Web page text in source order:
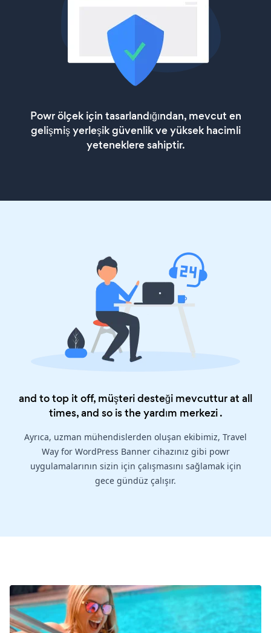
Powr ölçek için tasarlandığından, mevcut en
gelişmiş yerleşik güvenlik ve yüksek hacimli
yeteneklere sahiptir.
and to top it off, müşteri desteği mevcuttur at all
times, and so is theyardım merkezi.
Ayrıca, uzman mühendislerden oluşan ekibimiz, Travel
Way for WordPress Banner cihazınız gibi powr
uygulamalarının sizin için çalışmasını sağlamak için
gece gündüz çalışır.